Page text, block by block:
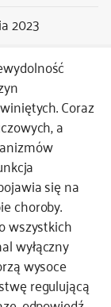
2023
Coraz
a
się na
choroby.
wszystkich
wyłączny
wysoce
regulującą